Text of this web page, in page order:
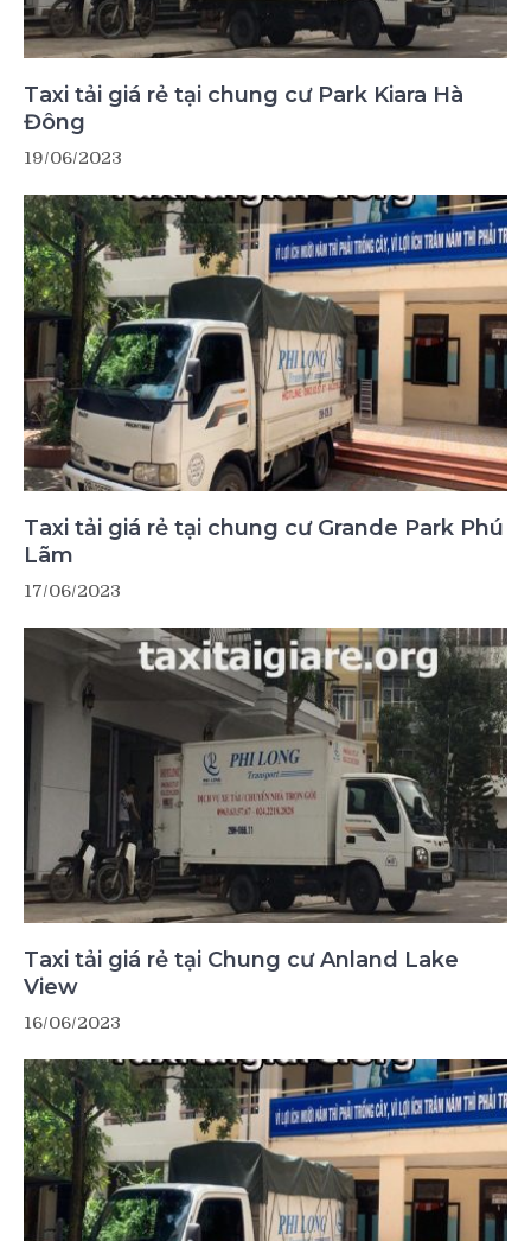
Taxi tải giá rẻ tại chung cư Park Kiara Hà
Đông
19/06/2023
Taxi tải giá rẻ tại chung cư Grande Park Phú
Lãm
17/06/2023
Taxi tải giá rẻ tại Chung cư Anland Lake
View
16/06/2023